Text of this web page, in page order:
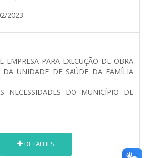
2023
EMPRESA PARA EXECUÇÃO DE OBRA
DA UNIDADE DE SAÚDE DA FAMÍLIA
NECESSIDADES DO MUNICÍPIO DE
DETALHES